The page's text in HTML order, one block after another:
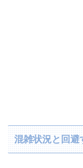
混雑状況と回避